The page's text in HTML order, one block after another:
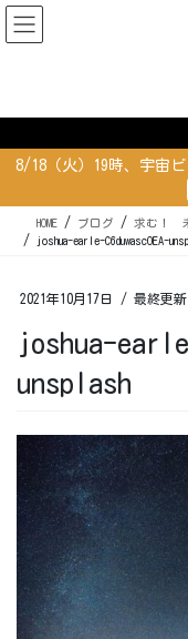
コ
ン
移
ナ
ビ
ン
8/18（火）19時、宇宙
HOME ブログ
求む！
joshua-earle-C6duwascOEA-
2021年10月17日 / 最終更
joshua-
unsplash